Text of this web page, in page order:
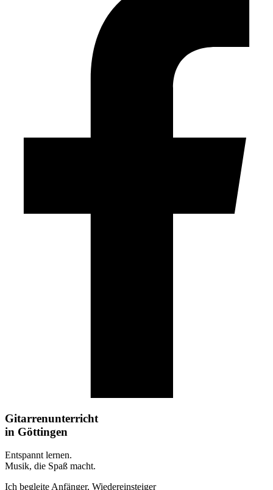
Gitarrenunterricht
in Göttingen
Entspannt lernen.
Musik, die Spaß macht.
Ich begleite Anfänger, Wiedereinsteiger